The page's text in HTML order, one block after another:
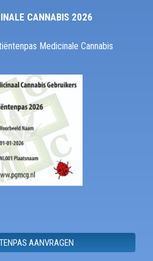
CANNABIS 2026
Medicinale Cannabis
AANVRAGEN